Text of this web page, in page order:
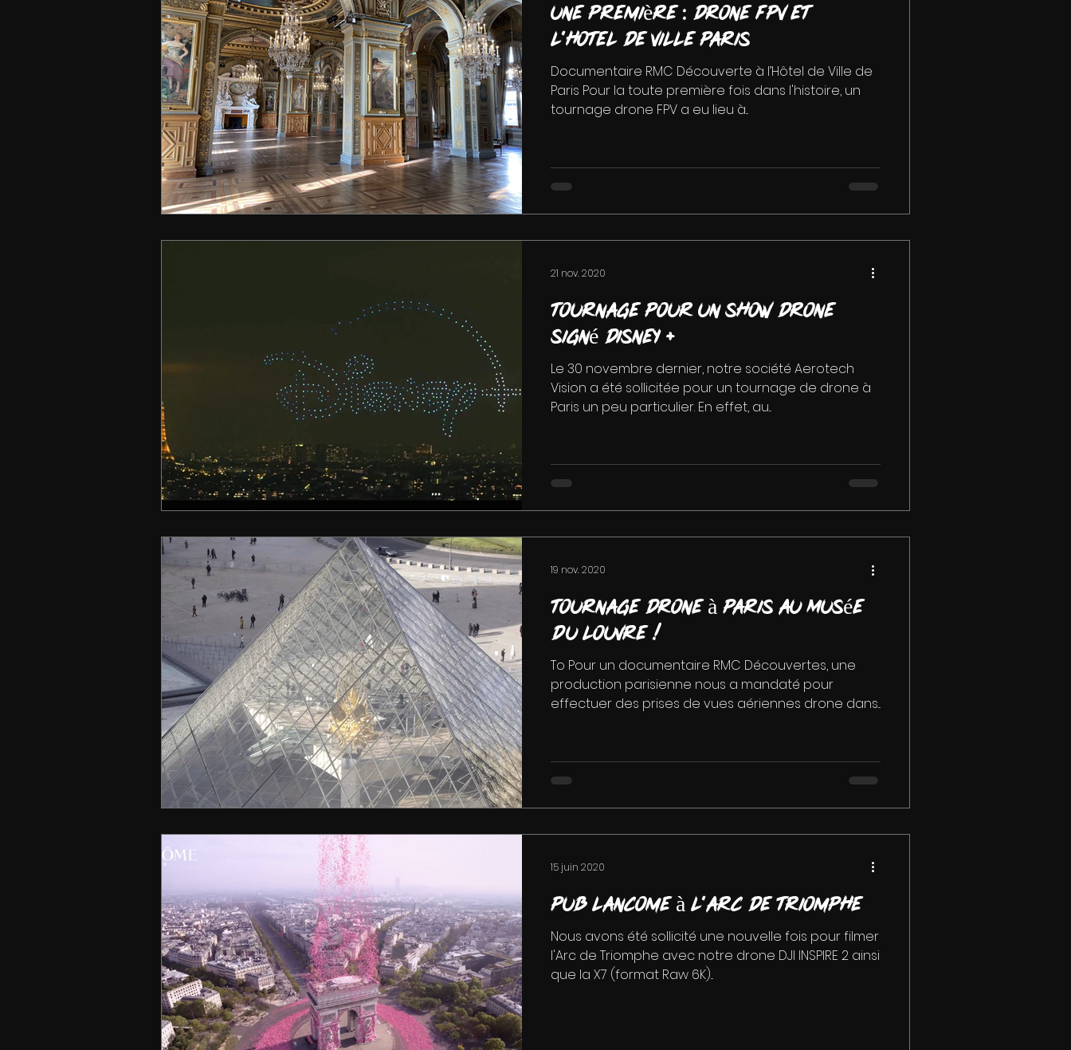
Une première : drone FPV et
l'Hotel de Ville Paris
Documentaire RMC Découverte à l’Hôtel de Ville de
Paris Pour la toute première fois dans l'histoire, un
tournage drone FPV a eu lieu à...
Tournage pour un show drone
signé Disney +
Le 30 novembre dernier, notre société Aerotech
Vision a été sollicitée pour un tournage de drone à
Paris un peu particulier. En effet, au...
21 nov. 2020
Tournage drone à Paris au Musée
du Louvre !
To Pour un documentaire RMC Découvertes, une
production parisienne nous a mandaté pour
effectuer des prises de vues aériennes drone dans...
19 nov. 2020
Pub Lancome à L'Arc de Triomphe
Nous avons été sollicité une nouvelle fois pour filmer
l'Arc de Triomphe avec notre drone DJI INSPIRE 2 ainsi
que la X7 (format Raw 6K)...
15 juin 2020